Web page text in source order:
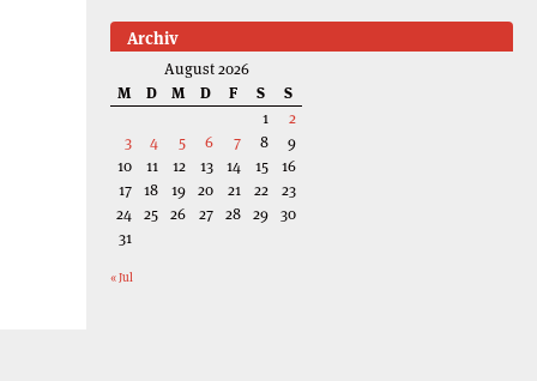
Archiv
August 2026
M
D M D F S
S
1
2
3
4 5 6 7 8
9
10
11 12 13 14 15
16
17 18 19 20 21 22
23
24 25 26 27 28 29 30
31
« Jul